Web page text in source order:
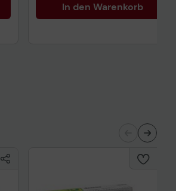
In den Warenkorb